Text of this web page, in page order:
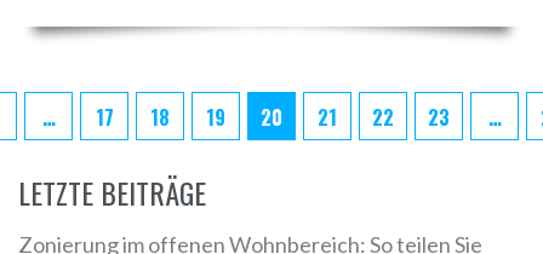
… 17 18 19 20 21 22 23 …
LETZTE BEITRÄGE
Zonierung im offenen Wohnbereich: So teilen Sie